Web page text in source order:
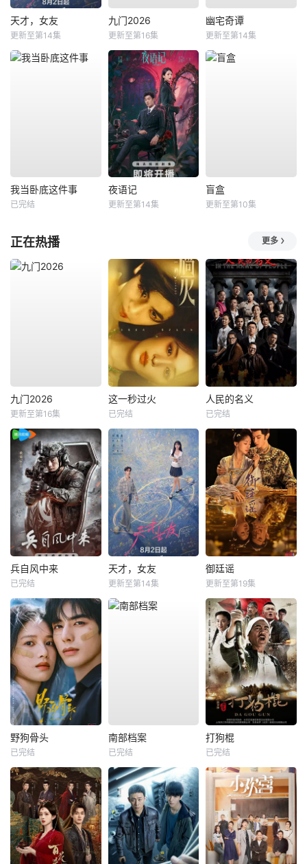
天才，女友
更新至第14集
九门2026
更新至第16集
幽宅奇谭
更新至第14集
我当卧底这件事
已完结
夜语记
更新至第14集
盲盒
更新至第10集
正在热播 更多
九门2026
更新至第16集
这一秒过火
已完结
人民的名义
已完结
兵自风中来
已完结
天才，女友
更新至第14集
御廷谣
更新至第19集
野狗骨头
已完结
南部档案
已完结
打狗棍
已完结